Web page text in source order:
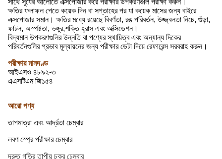
সাথে সূর্যের আলোতে এক্সপোজার করে পরীক্ষার উপকরণগুলি পরীক্ষা করুন।
ক্ষতির ফলাফল পেতে কয়েক দিন বা সপ্তাহের পর যা কয়েক মাসের জন্য বাইরে
এক্সপোজার সমান। ক্ষতির মধ্যে রয়েছে বিবর্ণতা, রঙ পরিবর্তন, উজ্জ্বলতা নিচে, গুঁড়া,
ফাটল, অস্পষ্টতা, ভঙ্গুর,শক্তি হ্রাস এবং অক্সিডেশন।
বিদ্যমান উপকরণগুলির উন্নতি বা পণ্যের স্থায়িত্ব এবং অন্যান্য দিকের
পরিবর্তনগুলির প্রভাব মূল্যায়নের জন্য পরীক্ষার ডেটা দিয়ে রেফারেন্স সরবরাহ করুন।
পরীক্ষার মানদণ্ড
আইএসও ৪৮৯২-৩
এএসটিএম জি১৫৪
আরো পণ্য
তাপমাত্রা এবং আর্দ্রতা চেম্বার
লবণ স্প্রে পরীক্ষার চেম্বার
দ্রুত গতির তাপীয় চক্র চেম্বার